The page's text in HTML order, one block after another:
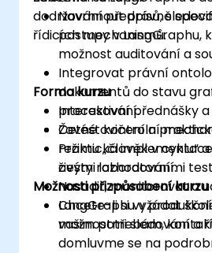
dodržování předpisů,
řídicích mechanismů.
Navrhnout právně
postupy v LangGraphu,
možnost auditování a
Integrovat právní
dokumentů do stavu
procesování.
Zavést kontrolní
režimu „člověk v cyklu“
cesty rozhodování.
Nasadit, monitorovat a
LangGraphu v
možnostmi sledování a
Forma kurzu
Interaktivní přednášky a
Četné cvičení a
Praktická
živými laboratorními
Možnosti přizpůsobení kurzu
Chcete-li si vyžádat
vašim potřebám,
domluvme se na